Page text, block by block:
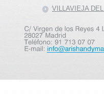
VILLAVIEJA